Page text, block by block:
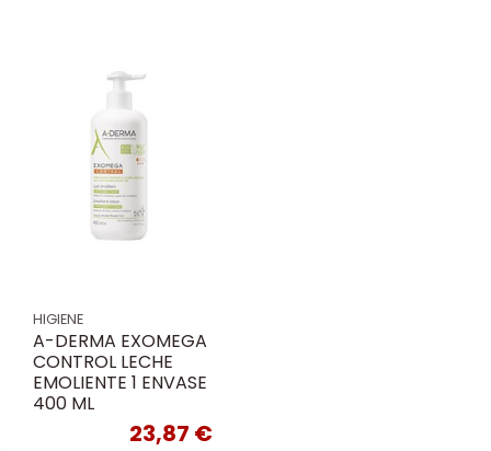
HIGIENE
A-DERMA EXOMEGA
CONTROL LECHE
EMOLIENTE 1 ENVASE
400 ML
23,87 €